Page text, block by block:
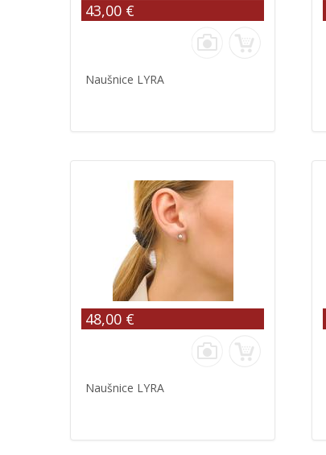
43,00 €
Naušnice LYRA
48,00 €
Naušnice LYRA